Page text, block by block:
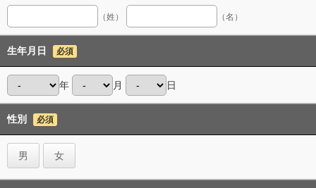
（姓） （名）
生年月日 必須
年 月 日
性別 必須
男 女